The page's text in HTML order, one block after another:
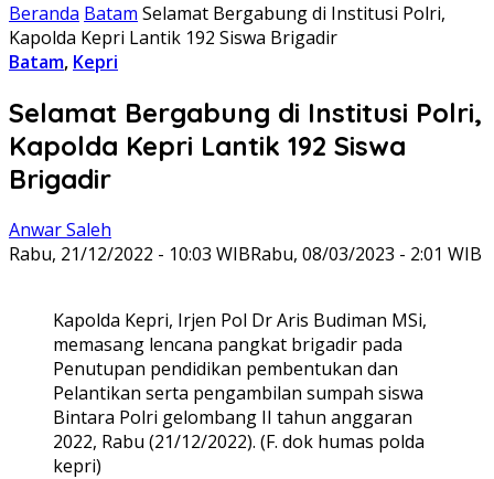
Beranda Batam Selamat Bergabung di Institusi Polri,
Kapolda Kepri Lantik 192 Siswa Brigadir
Batam, Kepri
Selamat Bergabung di Institusi Polri,
Kapolda Kepri Lantik 192 Siswa
Brigadir
Anwar Saleh
Rabu, 21/12/2022 - 10:03 WIBRabu, 08/03/2023 - 2:01 WIB
Kapolda Kepri, Irjen Pol Dr Aris Budiman MSi,
memasang lencana pangkat brigadir pada
Penutupan pendidikan pembentukan dan
Pelantikan serta pengambilan sumpah siswa
Bintara Polri gelombang II tahun anggaran
2022, Rabu (21/12/2022). (F. dok humas polda
kepri)